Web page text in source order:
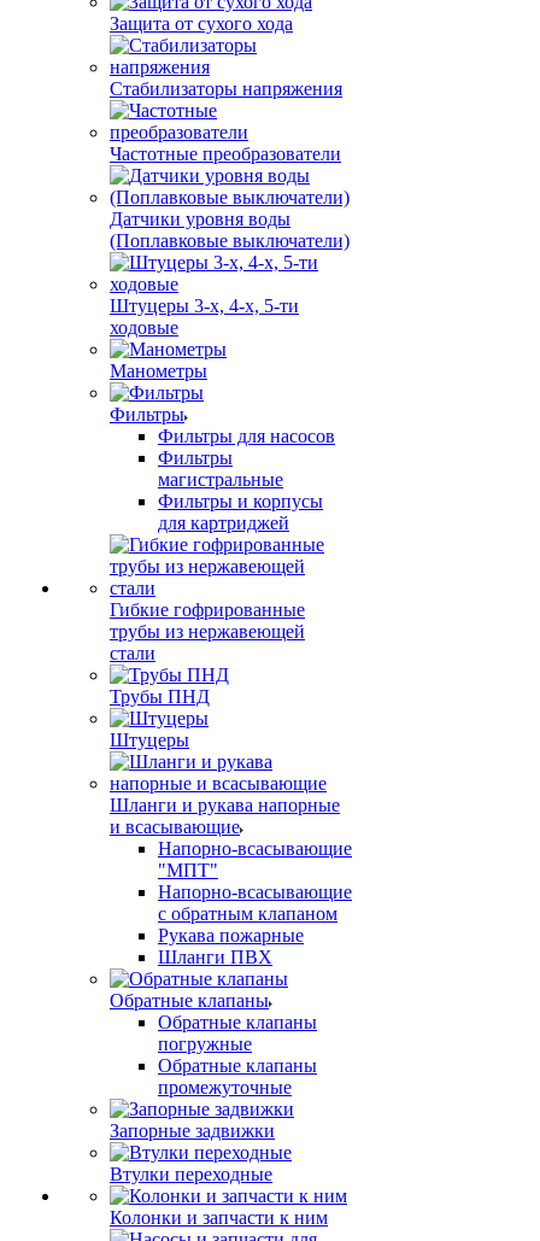
Защита от сухого хода
Стабилизаторы напряжения
Частотные преобразователи
Датчики уровня воды
(Поплавковые выключатели)
Штуцеры 3-х, 4-х, 5-ти
ходовые
Манометры
Фильтры
Фильтры для насосов
Фильтры
магистральные
Фильтры и корпусы
для картриджей
Гибкие гофрированные
трубы из нержавеющей
стали
Трубы ПНД
Штуцеры
Шланги и рукава напорные
и всасывающие
Напорно-всасывающие
"МПТ"
Напорно-всасывающие
с обратным клапаном
Рукава пожарные
Шланги ПВХ
Обратные клапаны
Обратные клапаны
погружные
Обратные клапаны
промежуточные
Запорные задвижки
Втулки переходные
Колонки и запчасти к ним